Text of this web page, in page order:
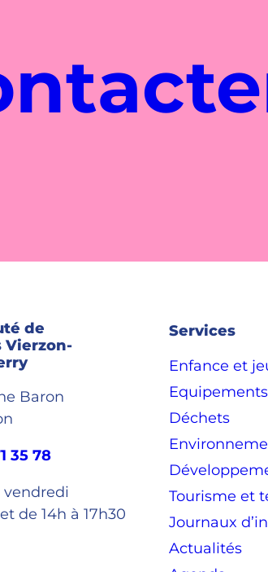
de
Vierzon-
Baron
35 78
vendredi
de 14h à 17h30
Services
Enfance et
Déchets
Tourisme et
Journaux
Actualités